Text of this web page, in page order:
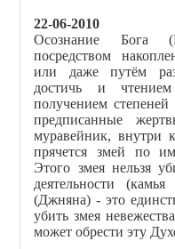
22-06-2010
Осознание Бога
посредством
или даже путём
достичь и
получением
предписанные
муравейник, внутри
прячется змей по
Этого змея нельзя
деятельности
(Джняна) - это
убить змея
может обрести эту